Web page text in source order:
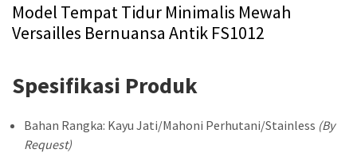
Model Tempat Tidur Minimalis Mewah
Versailles Bernuansa Antik FS1012
Spesifikasi Produk
Bahan Rangka: Kayu Jati/Mahoni Perhutani/Stainless (By
Request)